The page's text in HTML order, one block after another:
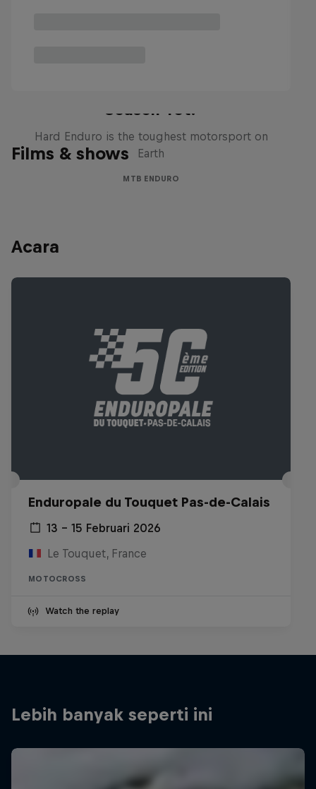
Films & shows
Season Yet?
Hard Enduro is the toughest motorsport on
Earth
MTB ENDURO
Acara
Enduropale du Touquet Pas-de-Calais
13 – 15 Februari 2026
Le Touquet, France
MOTOCROSS
Watch the replay
Lebih banyak seperti ini